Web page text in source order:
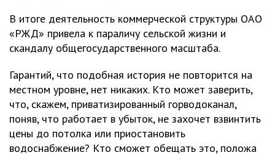
В итоге деятельность коммерческой структуры ОАО
«РЖД» привела к параличу сельской жизни и
скандалу общегосударственного масштаба.
Гарантий, что подобная история не повторится на
местном уровне, нет никаких. Кто может заверить,
что, скажем, приватизированный горводоканал,
поняв, что работает в убыток, не захочет взвинтить
цены до потолка или приостановить
водоснабжение? Кто сможет обещать это, положа